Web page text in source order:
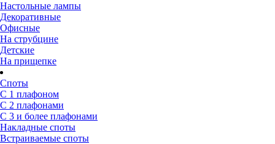
Настольные лампы
Декоративные
Офисные
На струбцине
Детские
На прищепке
Споты
С 1 плафоном
С 2 плафонами
С 3 и более плафонами
Накладные споты
Встраиваемые споты